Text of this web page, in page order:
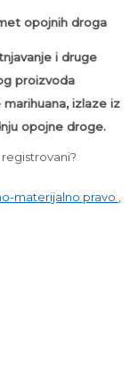
opojnih droga
i druge
proizvoda
izlaze iz
opojne droge.
registrovani?
materijalno pravo